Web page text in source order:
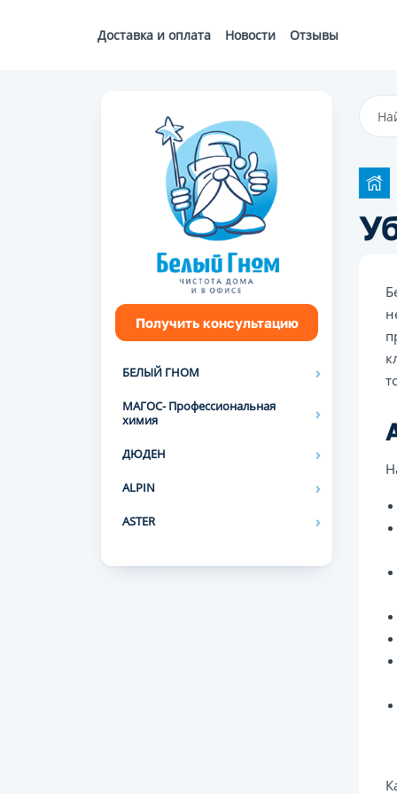
Доставка и оплата Новости Отзывы
Получить консультацию
БЕЛЫЙ ГНОМ
МАГОС- Профессиональная
химия
ДЮДЕН
ALPIN
ASTER